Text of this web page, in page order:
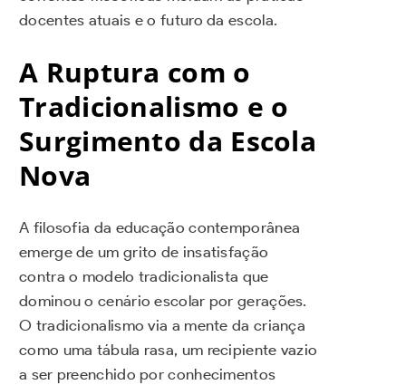
docentes atuais e o futuro da escola.
A Ruptura com o
Tradicionalismo e o
Surgimento da Escola
Nova
A filosofia da educação contemporânea
emerge de um grito de insatisfação
contra o modelo tradicionalista que
dominou o cenário escolar por gerações.
O tradicionalismo via a mente da criança
como uma tábula rasa, um recipiente vazio
a ser preenchido por conhecimentos